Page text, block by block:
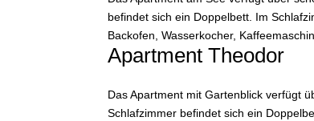
befindet sich ein Doppelbett. Im
Backofen, Wasserkocher,
Apartment Theodor
Das Apartment mit Gartenblick verfügt
Schlafzimmer befindet sich ein